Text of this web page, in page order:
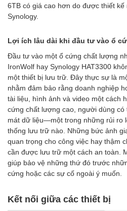
6TB có giá cao hơn do được thiết kế
Synology.
Lợi ích lâu dài khi đầu tư vào ổ
Đầu tư vào một ổ cứng chất lượng
IronWolf hay Synology HAT3300
một thiết bị lưu trữ. Đây thực sự là
nhằm đảm bảo rằng doanh nghiệp
tài liệu, hình ảnh và video một cách
cứng chất lượng cao, người dùng
mát dữ liệu—một trong những rủi ro
thống lưu trữ nào. Những bức ảnh
quan trọng cho công việc hay thậm
cần được lưu trữ một cách an toàn.
giúp bảo vệ những thứ đó trước
cứng hoặc các sự cố ngoài ý muốn.
Kết nối giữa các thiết bị